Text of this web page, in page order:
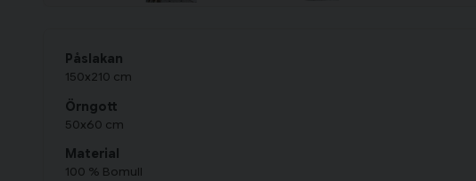
Påslakan
150x210 cm
Örngott
50x60 cm
Material
100 % Bomull